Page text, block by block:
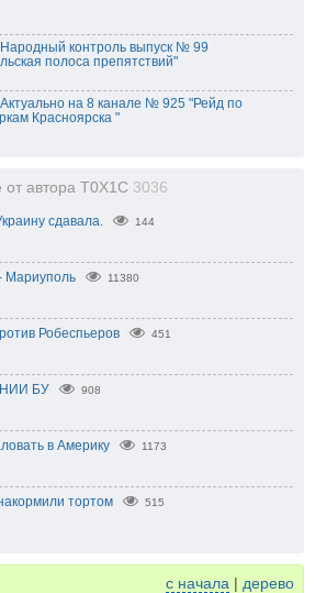
контроль выпуск № 99
полоса препятствий"
на 8 канале № 925 "Рейд по
Красноярска "
автора T0X1C 3036
сдавала. 144
Мариуполь 11380
Робеспьеров 451
НИИ БУ 908
в Америку 1173
тортом 515
с начала | дерево